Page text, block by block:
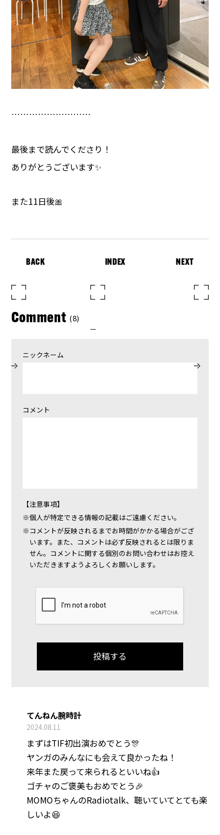
………………………
最後まで読んでくださり！
ありがとうございます✨️
また11日後🎀
BACK INDEX NEXT
Comment (8)
ニックネーム
コメント
【注意事項】
個人が特定できる情報の記載はご遠慮ください。
コメントが反映されるまでお時間がかかる場合がござ
います。また、コメントは必ず反映されるとは限りま
せん。コメントに関する個別のお問い合わせはお控え
いただきますようよろしくお願いします。
てんねん腕時計
2024.08.11
まずはTIF初出演おめでとう🎊
ヤンガのみんなにも会えて良かったね！
来年また戻って来られるといいね👍️
ゴチャのご褒美もおめでとう🎉
MOMOちゃんのRadiotalk、聴いていてとても楽
しいよ😆